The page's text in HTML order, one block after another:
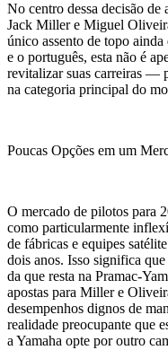
No centro dessa decisão de
Jack Miller e Miguel
único assento de topo
e o português, esta não é
revitalizar suas carreiras —
na categoria principal do
Poucas Opções em um
O mercado de pilotos para
como particularmente
de fábricas e equipes
dois anos. Isso significa
da que resta na Pramac-
apostas para Miller e
desempenhos dignos de
realidade preocupante que
a Yamaha opte por outro